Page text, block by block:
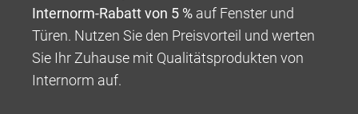
Internorm-Rabatt von 5 % auf Fenster und
Türen. Nutzen Sie den Preisvorteil und werten
Sie Ihr Zuhause mit Qualitätsprodukten von
Internorm auf.